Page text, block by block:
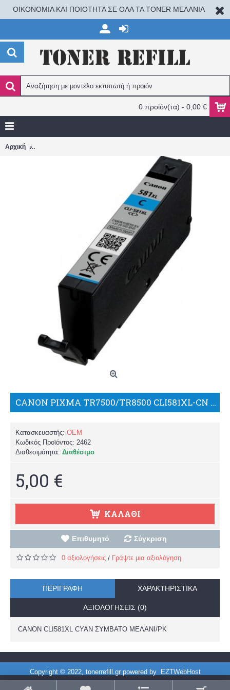
ΟΙΚΟΝΟΜΙΑ ΚΑΙ ΠΟΙΟΤΗΤΑ ΣΕ ΟΛΑ ΤΑ TONER ΜΕΛΑΝΙΑ
0 προϊόν(τα) - 0,00 €
Αρχική
CANON PIXMA TR7500/TR8500 CLI581XL-CN ΣΥΜΒΑΤΟ ΜΕΛΑΝΙ/PK/BP
Κατασκευαστής: OEM
Κωδικός Προϊόντος: 2462
Διαθεσιμότητα: Διαθέσιμο
5,00 €
ΚΑΛΆΘΙ
Επιθυμητό Σύγκριση
0 αξιολογήσεις / Γράψτε μια αξιολόγηση
ΠΕΡΙΓΡΑΦΉ ΧΑΡΑΚΤΗΡΙΣΤΙΚΆ
ΑΞΙΟΛΟΓΉΣΕΙΣ (0)
CANON CLI581XL CYAN ΣΥΜΒΑΤΟ ΜΕΛΑΝΙ/PK
Copyright © 2022, tonerrefill.gr powered by EZTWebHost